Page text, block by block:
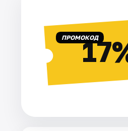
Рейтинги ПРОМОКОД